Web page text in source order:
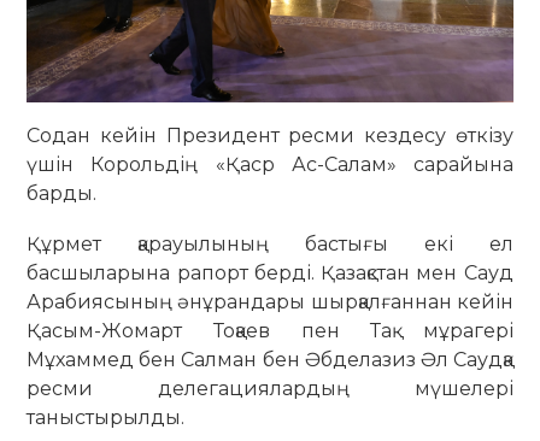
Содан кейін Президент ресми кездесу өткізу
үшін Корольдің «Қаср Ас-Салам» сарайына
барды.
Құрмет қарауылының бастығы екі ел
басшыларына рапорт берді. Қазақстан мен Сауд
Арабиясының әнұрандары шырқалғаннан кейін
Қасым-Жомарт Тоқаев пен Тақ мұрагері
Мұхаммед бен Салман бен Әбделазиз Әл Саудқа
ресми делегациялардың мүшелері
таныстырылды.